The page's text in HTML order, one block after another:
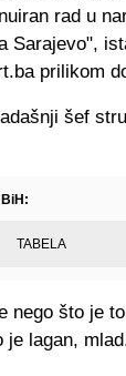
rad u
Sarajevo",
prilikom
šef
TABELA
nego što je
lagan,